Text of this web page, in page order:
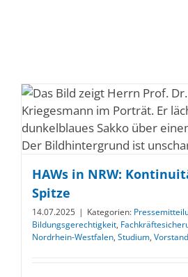
HAWs in NRW:
Spitze
14.07.2025 | Kategorien:
Bildungsgerechtigkeit,
Nordrhein-Westfalen, Studium, Vorstand